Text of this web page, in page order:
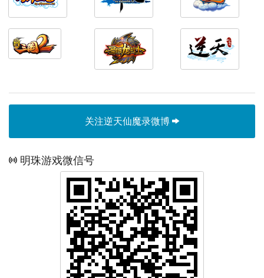
关注逆天仙魔录微博
明珠游戏微信号